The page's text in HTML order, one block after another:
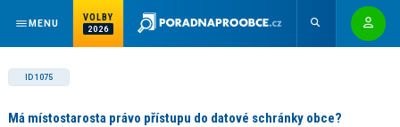
MENU
VOLBY
2026
ID 1075
Má místostarosta právo přístupu do datové schránky obce?